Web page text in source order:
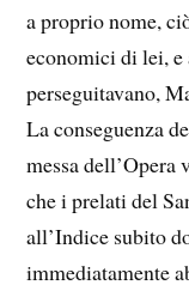
a proprio nome,
economici di lei, e
perseguitavano,
La conseguenza
messa dell’Opera
che i prelati del
all’Indice subito
immediatamente